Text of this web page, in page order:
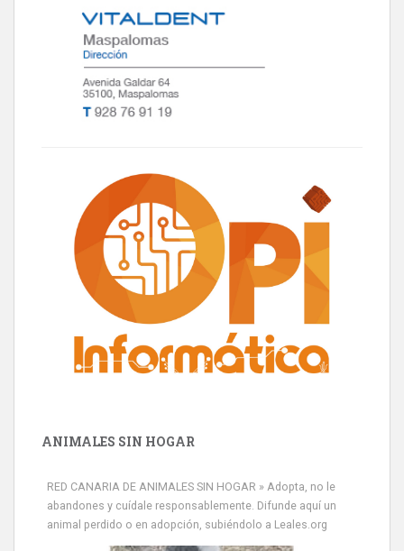
ANIMALES SIN HOGAR
RED CANARIA DE ANIMALES SIN HOGAR » Adopta, no le
abandones y cuídale responsablemente. Difunde aquí un
animal perdido o en adopción, subiéndolo a Leales.org